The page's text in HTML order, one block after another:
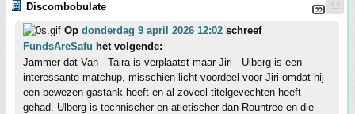
Discombobulate
Op donderdag 9 april 2026 12:02 schreef
FundsAreSafu het volgende:
Jammer dat Van - Taira is verplaatst maar Jiri - Ulberg is een
interessante matchup, misschien licht voordeel voor Jiri omdat hij
een bewezen gastank heeft en al zoveel titelgevechten heeft
gehad. Ulberg is technischer en atletischer dan Rountree en die